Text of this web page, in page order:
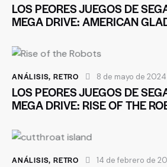
LOS PEORES JUEGOS DE
MEGA DRIVE: AMERICAN
ANÁLISIS,RETRO 8 de mayo de 2024
LOS PEORES JUEGOS DE
MEGA DRIVE: RISE OF THE
ANÁLISIS,RETRO 14 de febrero de